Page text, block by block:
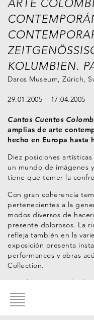
ARTE
KOLUMBIEN.
Daros Museum, Zürich,
29.01.2005 17.04.2005
Cantos Cuentos
amplias de arte
hecho en Europa hasta
Diez posiciones
un mundo de imágenes
tiene que temer la
Con gran coherencia
pertenecientes a la
modos diversos de
presente dolorosos. La
refleja también en la
exposición presenta
performances y obras
Collection.
Curador: Hans-Michael
Artistas de la Colección
Footer
menu